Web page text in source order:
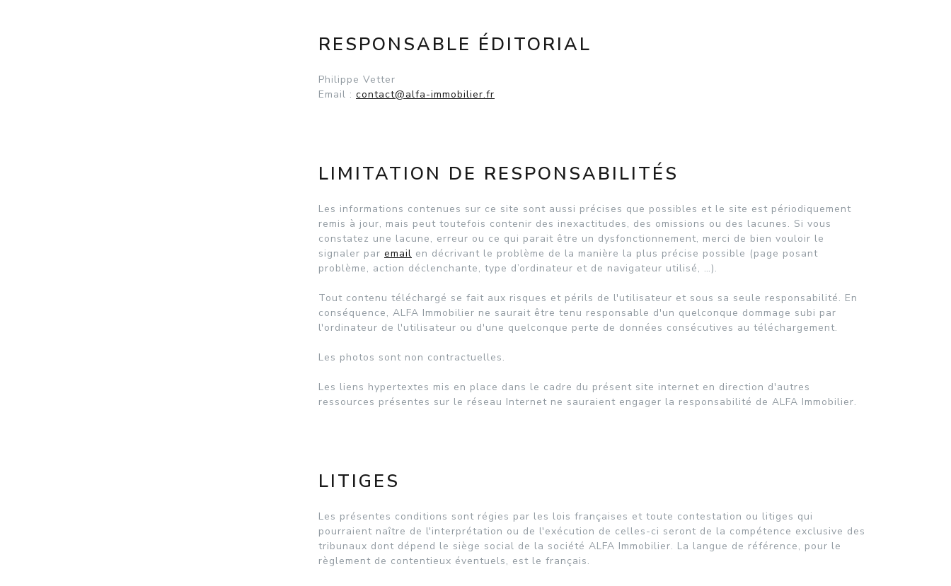
RESPONSABLE ÉDITORIAL
Philippe Vetter
Email : contact@alfa-immobilier.fr
LIMITATION DE RESPONSABILITÉS
Les informations contenues sur ce site sont aussi précises que possibles et le site est périodiquement
remis à jour, mais peut toutefois contenir des inexactitudes, des omissions ou des lacunes. Si vous
constatez une lacune, erreur ou ce qui parait être un dysfonctionnement, merci de bien vouloir le
signaler par email en décrivant le problème de la manière la plus précise possible (page posant
problème, action déclenchante, type d’ordinateur et de navigateur utilisé, …).
Tout contenu téléchargé se fait aux risques et périls de l'utilisateur et sous sa seule responsabilité. En
conséquence, ALFA Immobilier ne saurait être tenu responsable d'un quelconque dommage subi par
l'ordinateur de l'utilisateur ou d'une quelconque perte de données consécutives au téléchargement.
Les photos sont non contractuelles.
Les liens hypertextes mis en place dans le cadre du présent site internet en direction d'autres
ressources présentes sur le réseau Internet ne sauraient engager la responsabilité de ALFA Immobilier.
LITIGES
Les présentes conditions sont régies par les lois françaises et toute contestation ou litiges qui
pourraient naître de l'interprétation ou de l'exécution de celles-ci seront de la compétence exclusive des
tribunaux dont dépend le siège social de la société ALFA Immobilier. La langue de référence, pour le
règlement de contentieux éventuels, est le français.